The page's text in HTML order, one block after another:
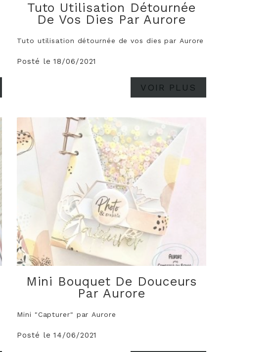
Tuto Utilisation Détournée
De Vos Dies Par Aurore
Tuto utilisation détournée de vos dies par Aurore
Posté le 18/06/2021
VOIR PLUS
Mini Bouquet De Douceurs
Par Aurore
Mini "Capturer" par Aurore
Posté le 14/06/2021